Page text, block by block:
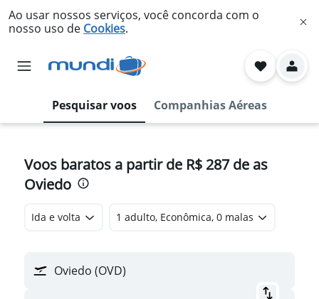
Ao usar nossos serviços, você concorda com o
nosso uso de Cookies.
Pesquisar voos Companhias Aéreas
Voos baratos a partir de R$ 287 de as
Oviedo
Ida e volta 1 adulto, Econômica, 0 malas
Oviedo (OVD)